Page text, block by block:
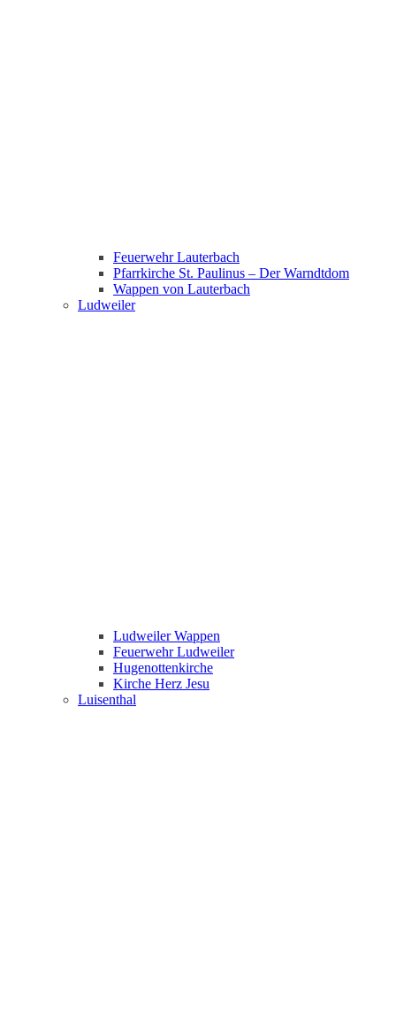
Feuerwehr Lauterbach
Pfarrkirche St. Paulinus – Der Warndtdom
Wappen von Lauterbach
Ludweiler
Ludweiler Wappen
Feuerwehr Ludweiler
Hugenottenkirche
Kirche Herz Jesu
Luisenthal